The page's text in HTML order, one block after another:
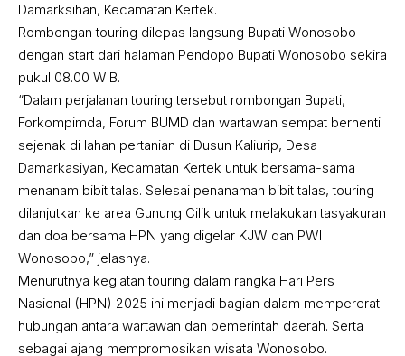
Damarksihan, Kecamatan Kertek.
Rombongan touring dilepas langsung Bupati Wonosobo
dengan start dari halaman Pendopo Bupati Wonosobo sekira
pukul 08.00 WIB.
“Dalam perjalanan touring tersebut rombongan Bupati,
Forkompimda, Forum BUMD dan wartawan sempat berhenti
sejenak di lahan pertanian di Dusun Kaliurip, Desa
Damarkasiyan, Kecamatan Kertek untuk bersama-sama
menanam bibit talas. Selesai penanaman bibit talas, touring
dilanjutkan ke area Gunung Cilik untuk melakukan tasyakuran
dan doa bersama HPN yang digelar KJW dan PWI
Wonosobo,” jelasnya.
Menurutnya kegiatan touring dalam rangka Hari Pers
Nasional (HPN) 2025 ini menjadi bagian dalam mempererat
hubungan antara wartawan dan pemerintah daerah. Serta
sebagai ajang mempromosikan wisata Wonosobo.